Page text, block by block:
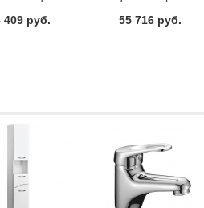
Трюфель
409 руб.
умывальник
55 716 руб.